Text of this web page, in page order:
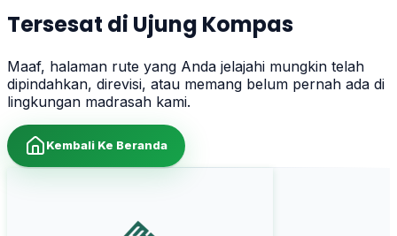
Tersesat di Ujung Kompas
Maaf, halaman rute yang Anda jelajahi mungkin telah
dipindahkan, direvisi, atau memang belum pernah ada di
lingkungan madrasah kami.
Kembali Ke Beranda